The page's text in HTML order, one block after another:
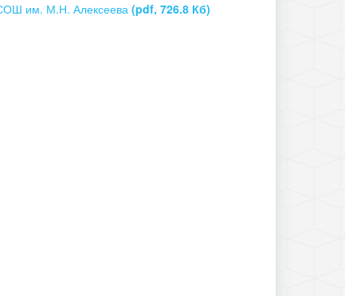
СОШ им. М.Н. Алексеева(pdf, 726.8 Кб)